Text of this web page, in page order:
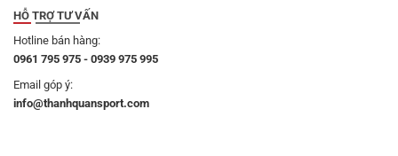
HỖ TRỢ TƯ VẤN
Hotline bán hàng:
0961 795 975 - 0939 975 995
Email góp ý:
info@thanhquansport.com